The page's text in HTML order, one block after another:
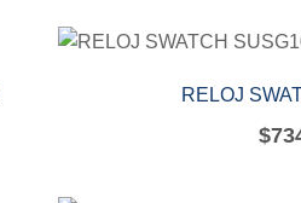
RELOJ
$